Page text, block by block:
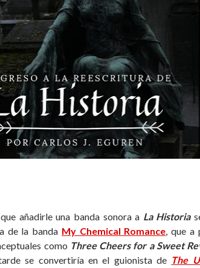
añadirle una banda sonora a La Historia
de la banda My Chemical Romance, que a
como Three Cheers for a Sweet
se convertiría en el guionista de The